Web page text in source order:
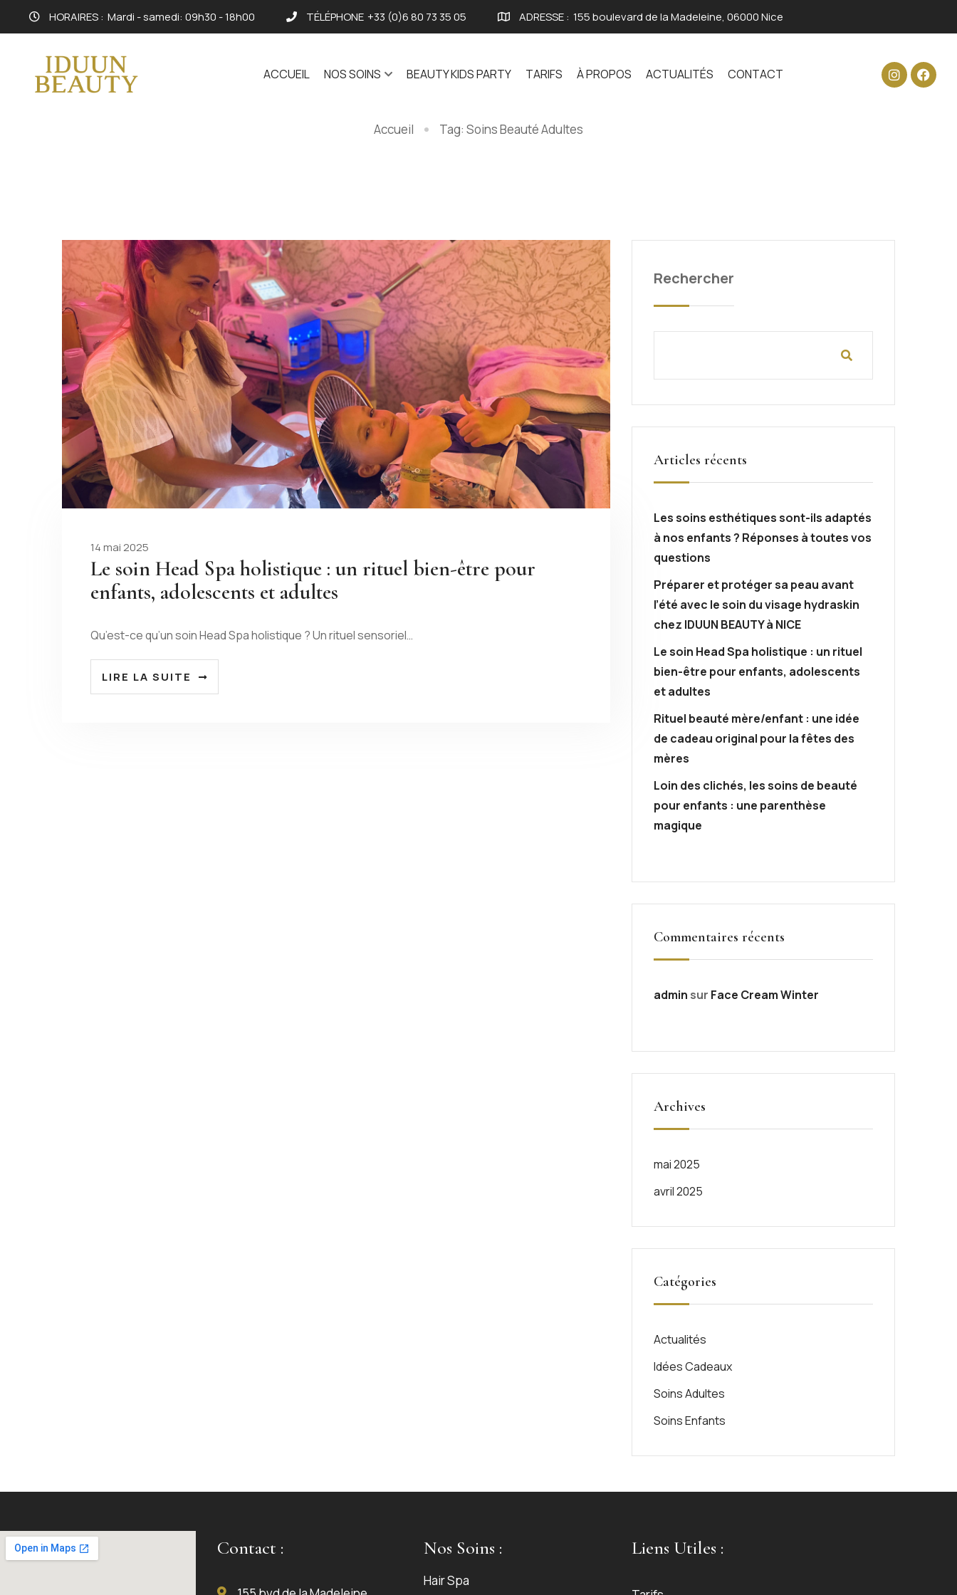
HORAIRES : Mardi - samedi: 09h30 - 18h00 TÉLÉPHONE +33 (0)6 80 73 35 05 ADRESSE : 155 boulevard de la Madeleine, 06000 Nice
ACCUEIL NOS SOINS BEAUTY KIDS PARTY TARIFS À PROPOS ACTUALITÉS CONTACT
Accueil Tag: Soins Beauté Adultes
14 mai 2025
Le soin Head Spa holistique : un rituel bien-être pour
enfants, adolescents et adultes
Qu’est-ce qu’un soin Head Spa holistique ? Un rituel sensoriel…
LIRE LA SUITE
Rechercher
Articles récents
Les soins esthétiques sont-ils adaptés
à nos enfants ? Réponses à toutes vos
questions
Préparer et protéger sa peau avant
l’été avec le soin du visage hydraskin
chez IDUUN BEAUTY à NICE
Le soin Head Spa holistique : un rituel
bien-être pour enfants, adolescents
et adultes
Rituel beauté mère/enfant : une idée
de cadeau original pour la fêtes des
mères
Loin des clichés, les soins de beauté
pour enfants : une parenthèse
magique
Commentaires récents
admin sur Face Cream Winter
Archives
mai 2025
avril 2025
Catégories
Actualités
Idées Cadeaux
Soins Adultes
Soins Enfants
Contact : Nos Soins :
Hair Spa
Liens Utiles :